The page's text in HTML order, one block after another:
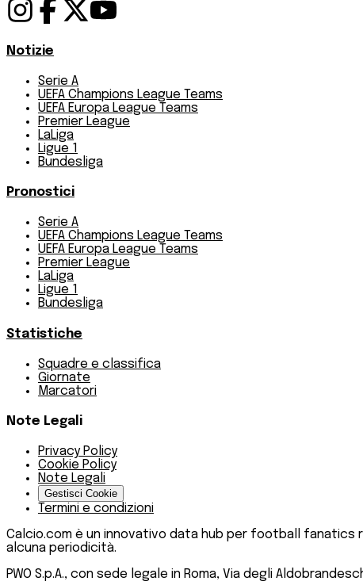
Notizie
Serie A
UEFA Champions League Teams
UEFA Europa League Teams
Premier League
LaLiga
Ligue 1
Bundesliga
Pronostici
Serie A
UEFA Champions League Teams
UEFA Europa League Teams
Premier League
LaLiga
Ligue 1
Bundesliga
Statistiche
Squadre e classifica
Giornate
Marcatori
Note Legali
Privacy Policy
Cookie Policy
Note Legali
Gestisci Cookie
Termini e condizioni
Calcio.com è un innovativo data hub per football fanatics
alcuna periodicità.
PWO S.p.A., con sede legale in Roma, Via degli